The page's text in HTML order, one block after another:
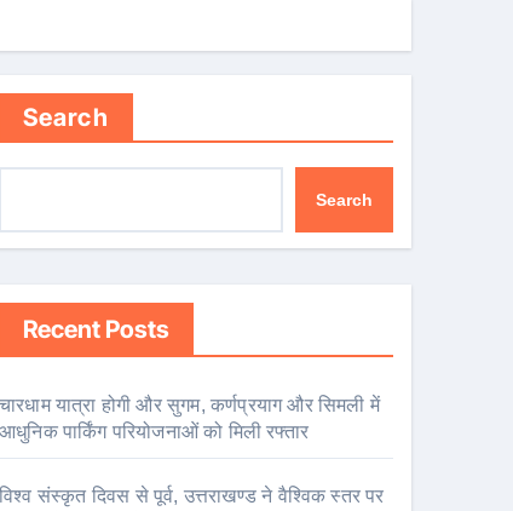
Search
Search
Recent Posts
चारधाम यात्रा होगी और सुगम, कर्णप्रयाग और सिमली में
आधुनिक पार्किंग परियोजनाओं को मिली रफ्तार
विश्व संस्कृत दिवस से पूर्व, उत्तराखण्ड ने वैश्विक स्तर पर